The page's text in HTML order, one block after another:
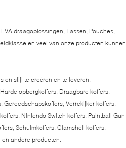
draagoplossingen, Tassen, Pouches,
en veel van onze producten kunnen
en stijl te creëren en te leveren,
opbergkoffers, Draagbare koffers,
Gereedschapskoffers, Verrekijker koffers,
Nintendo Switch koffers, Paintball Gun
Schuimkoffers, Clamshell koffers,
en andere producten.